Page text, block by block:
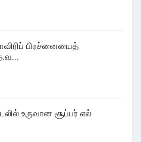
பிரச்னையைத்
உருவான சூப்பர் எல்